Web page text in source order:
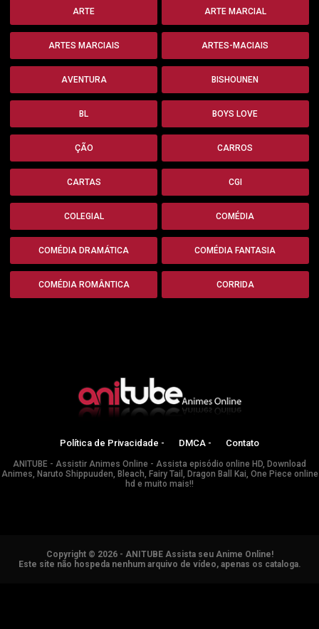
ARTE ARTE MARCIAL
ARTES MARCIAIS ARTES-MACIAIS
AVENTURA BISHOUNEN
BL BOYS LOVE
ÇÃO CARROS
CARTAS CGI
COLEGIAL COMÉDIA
COMÉDIA DRAMÁTICA COMÉDIA FANTASIA
COMÉDIA ROMÂNTICA CORRIDA
Política de Privacidade - DMCA - Contato
ANITUBE - Assistir Animes Online - Assista episódio online HD, Download
Animes, Naruto Shippuuden, Bleach, Fairy Tail, Dragon Ball Kai, One Piece online
hd e muito mais!!
Copyright © 2026 - ANITUBE Assista seu Anime Online!
Este site não hospeda nenhum arquivo de vídeo, apenas os cataloga.